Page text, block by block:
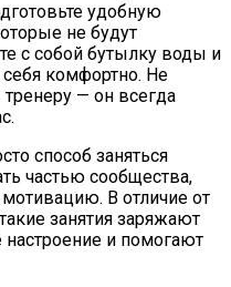
удобную
не будут
с собой бутылку воды и
себя комфортно. Не
тренеру — он всегда
способ заняться
частью сообщества,
В отличие от
занятия заряжают
настроение и помогают